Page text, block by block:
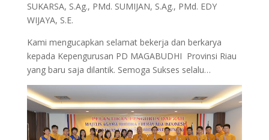
SUKARSA, S.Ag., PMd. SUMIJAN, S.Ag., PMd. EDY
WIJAYA, S.E.
Kami mengucapkan selamat bekerja dan berkarya
kepada Kepengurusan PD MAGABUDHI Provinsi Riau
yang baru saja dilantik. Semoga Sukses selalu…